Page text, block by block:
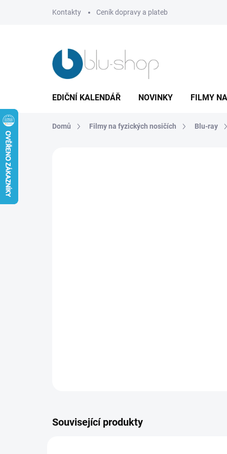
Kontakty Ceník dopravy a plateb
EDIČNÍ KALENDÁŘ NOVINKY FILMY
Domů Filmy na fyzických nosičích Blu-ray
Související produkty